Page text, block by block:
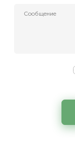
Менеджер по
Системний инженер
Специалист по
Специалист по
Старший